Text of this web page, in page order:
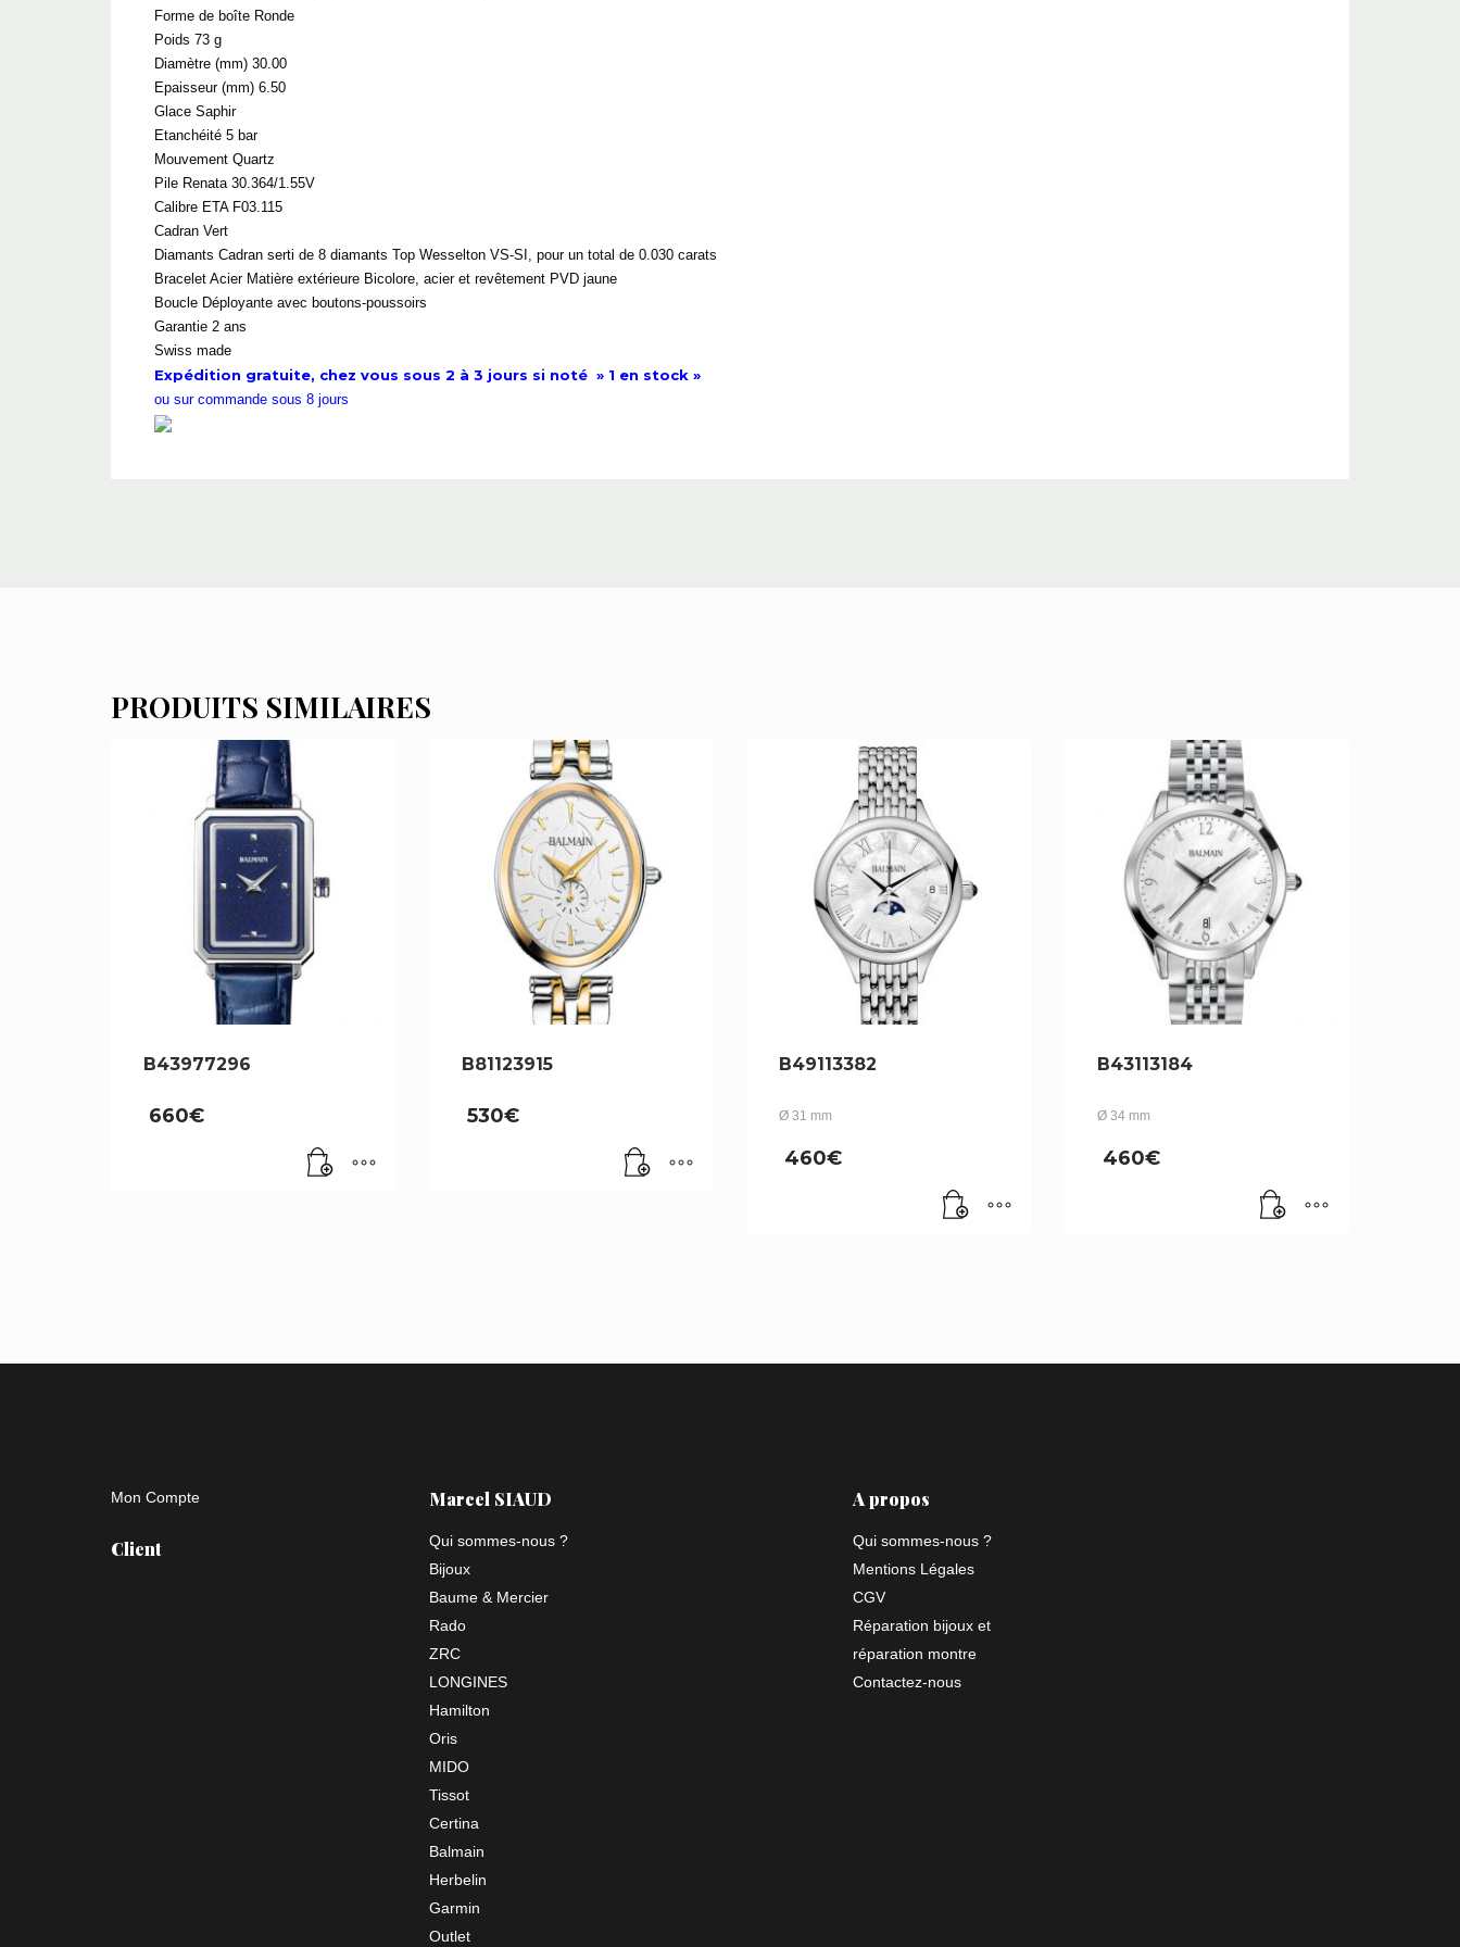
Forme de boîte Ronde
Poids 73 g
Diamètre (mm) 30.00
Epaisseur (mm) 6.50
Glace Saphir
Etanchéité 5 bar
Mouvement Quartz
Pile Renata 30.364/1.55V
Calibre ETA F03.115
Cadran Vert
Diamants Cadran serti de 8 diamants Top Wesselton VS-SI, pour un total de 0.030 carats
Bracelet Acier Matière extérieure Bicolore, acier et revêtement PVD jaune
Boucle Déployante avec boutons-poussoirs
Garantie 2 ans
Swiss made
Expédition gratuite, chez vous sous 2 à 3 jours si noté » 1 en stock »
ou sur commande sous 8 jours
PRODUITS SIMILAIRES
B43977296
660€
B81123915
530€
B49113382
Ø 31 mm
460€
B43113184
Ø 34 mm
460€
Mon Compte
Client
Marcel SIAUD
Qui sommes-nous ?
Bijoux
Baume & Mercier
Rado
ZRC
LONGINES
Hamilton
Oris
MIDO
Tissot
Certina
Balmain
Herbelin
Garmin
Outlet
A propos
Qui sommes-nous ?
Mentions Légales
CGV
Réparation bijoux et
réparation montre
Contactez-nous